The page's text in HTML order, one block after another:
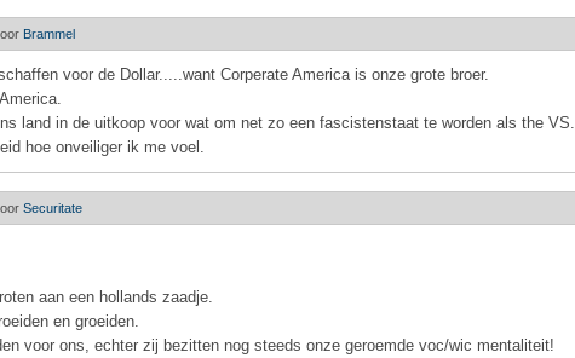
Brammel
voor de Dollar.....want Corperate America is onze grote broer.
land in de uitkoop voor wat om net zo een fascistenstaat te worden als the VS.
hoe onveiliger ik me voel.
Securitate
aan een hollands zaadje.
en groeiden.
voor ons, echter zij bezitten nog steeds onze geroemde voc/wic mentaliteit!